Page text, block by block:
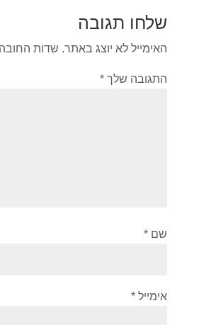
שלחו תגובה
האימייל לא יוצג באתר. שדות
התגובה שלך *
שם *
אימייל *